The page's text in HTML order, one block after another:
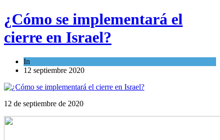
¿Cómo se implementará el
cierre en Israel?
In
12 septiembre 2020
12 de septiembre de 2020